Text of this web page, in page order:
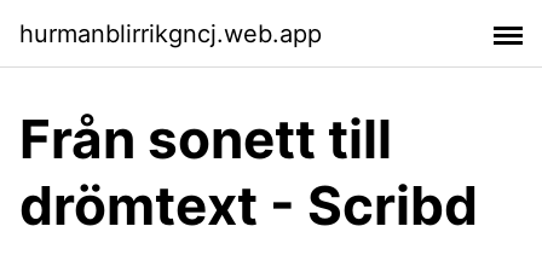
hurmanblirrikgncj.web.app
Från sonett till
drömtext - Scribd